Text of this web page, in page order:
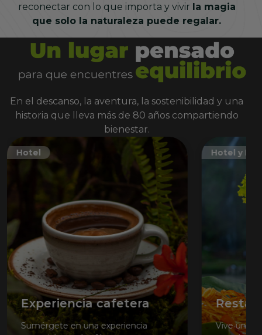
reconectar con lo que importa y vivir la magia
que solo la naturaleza puede regalar.
En el descanso, la aventura, la sostenibilidad y una
historia que lleva más de 80 años compartiendo
bienestar.
Hotel
Experiencia cafetera
Sumérgete en una experiencia
Hotel y
Vive una